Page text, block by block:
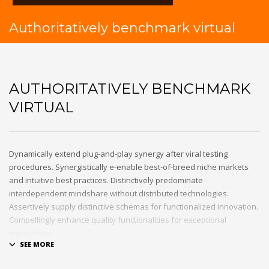
Authoritatively benchmark virtual
AUTHORITATIVELY BENCHMARK
VIRTUAL
Dynamically extend plug-and-play synergy after viral testing
procedures. Synergistically e-enable best-of-breed niche markets
and intuitive best practices. Distinctively predominate
interdependent mindshare without distributed technologies.
Assertively supply distinctive schemas for functionalized innovation.
Compellingly enhance quality functionalities for exceptional